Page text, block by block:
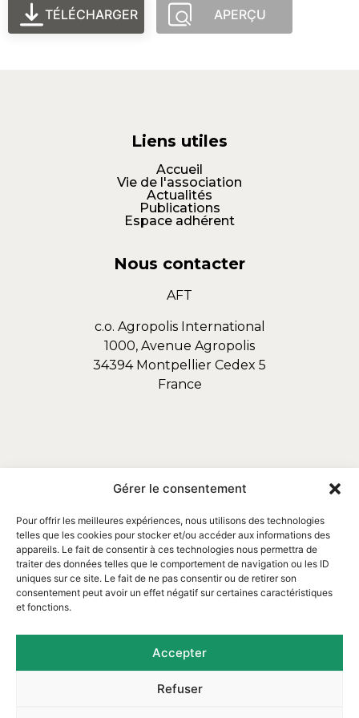
Gérer le consentement
Pour offrir les meilleures expériences, nous utilisons des technologies
telles que les cookies pour stocker et/ou accéder aux informations des
appareils. Le fait de consentir à ces technologies nous permettra de
traiter des données telles que le comportement de navigation ou les ID
uniques sur ce site. Le fait de ne pas consentir ou de retirer son
consentement peut avoir un effet négatif sur certaines caractéristiques
et fonctions.
Accepter
Refuser
TÉLÉCHARGER APERÇU
Email : contact@assofortrop.fr​
Liens utiles
Accueil
Vie de l'association
Actualités
Publications
Espace adhérent
Nous contacter
AFT
c.o. Agropolis International
1000, Avenue Agropolis
34394 Montpellier Cedex 5
France